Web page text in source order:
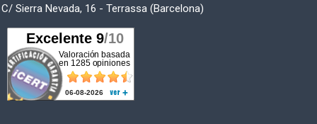
C/ Sierra Nevada, 16 - Terrassa (Barcelona)